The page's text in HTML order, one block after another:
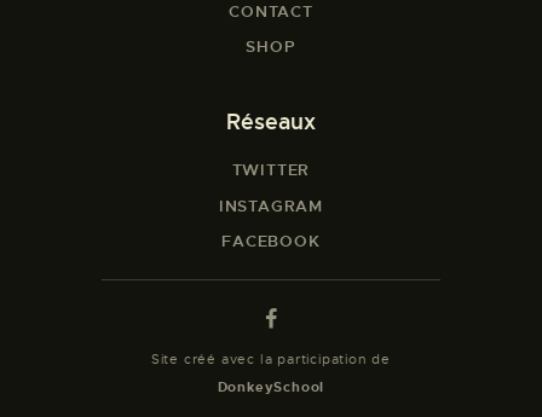
CONTACT
SHOP
Réseaux
TWITTER
INSTAGRAM
FACEBOOK
Site créé avec la participation de
DonkeySchool